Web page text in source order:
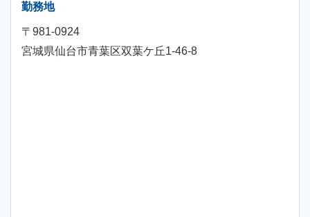
勤務地
〒981-0924
宮城県仙台市青葉区双葉ケ丘1-46-8